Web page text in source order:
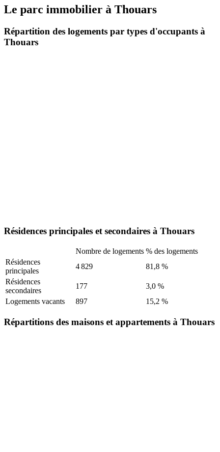
Le parc immobilier à Thouars
Répartition des logements par types d'occupants à
Thouars
Résidences principales et secondaires à Thouars
Nombre de logements % des logements
Résidences
principales
4 829
81,8 %
Résidences
secondaires
177
3,0 %
Logements vacants
897 15,2 %
Répartitions des maisons et appartements à Thouars